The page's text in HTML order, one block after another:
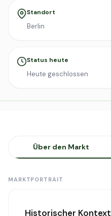
Standort
Berlin
Status heute
Heute geschlossen
Über den Markt
MARKTPORTRAIT
Historischer Kontext